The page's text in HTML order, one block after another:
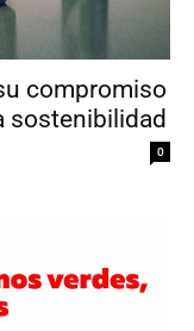
compromiso
sostenibilidad
0